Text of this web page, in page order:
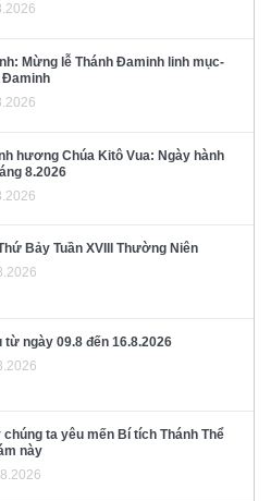
Mừng lễ Thánh Đaminh linh mục-
Đaminh
hương Chúa Kitô Vua: Ngày hành
8.2026
Bảy Tuần XVIII Thường Niên
từ ngày 09.8 đến 16.8.2026
chúng ta yêu mến Bí tích Thánh Thể
này